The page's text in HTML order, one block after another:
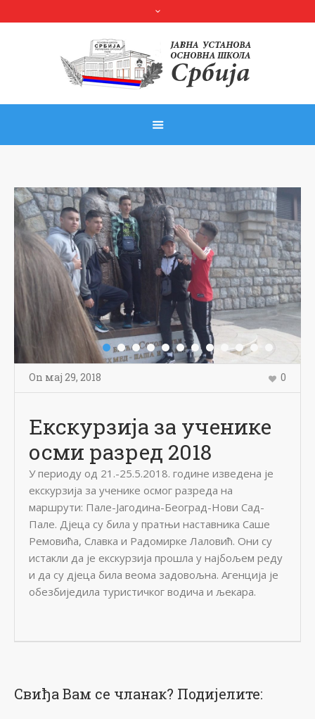
On мај 29, 2018 0
Екскурзија за ученике
осми разред 2018
У периоду од 21.-25.5.2018. године изведена је
екскурзија за ученике осмог разреда на
маршрути: Пале-Јагодина-Београд-Нови Сад-
Пале. Дјеца су била у пратњи наставника Саше
Ремовића, Славка и Радомирке Лаловић. Они су
истакли да је екскурзија прошла у најбољем реду
и да су дјеца била веома задовољна. Агенција је
обезбиједила туристичког водича и љекара.
Свиђа Вам се чланак? Подијелите: